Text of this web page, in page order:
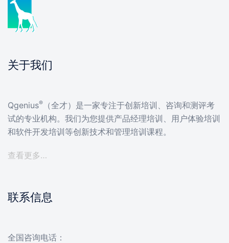
关于我们
Qgenius®
（全才）是一家专注于创新培训、咨询和测评考
试的专业机构。我们为您提供产品经理培训、用户体验培训
和软件开发培训等创新技术和管理培训课程。
查看更多…
联系信息
全国咨询电话：